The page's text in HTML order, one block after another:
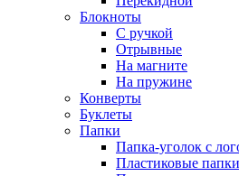
Блокноты
С ручкой
Отрывные
На магните
На пружине
Конверты
Буклеты
Папки
Папка-уголок с
Пластиковые